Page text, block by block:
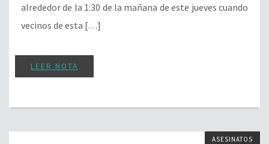
alrededor de la 1:30 de la mañana de este jueves cuando
vecinos de esta […]
LEER NOTA
ASESINATOS